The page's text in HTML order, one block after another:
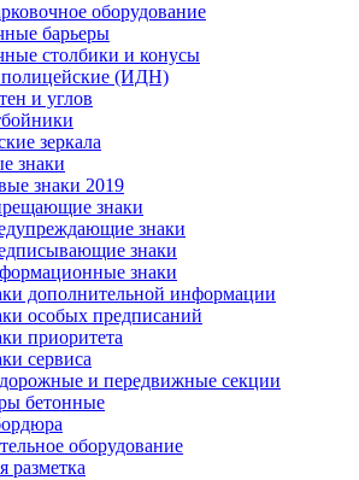
оборудование
барьеры
столбики и конусы
(ИДН)
и углов
зеркала
знаки
знаки 2019
знаки
знаки
знаки
знаки
дополнительной информации
особых предписаний
приоритета
сервиса
и передвижные секции
бетонные
оборудование
разметка